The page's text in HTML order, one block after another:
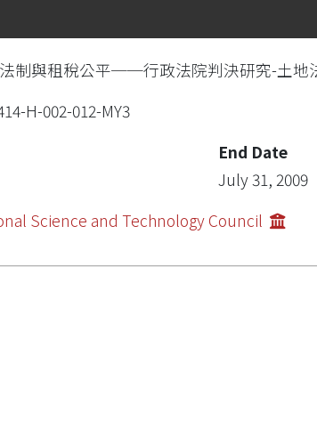
制與租稅公平──行政法院判決研究-土地
H-002-012-MY3
End Date
July 31, 2009
Science and Technology Council